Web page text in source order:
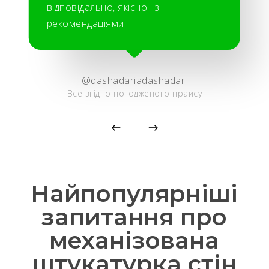
відповідально, якісно і з
рекомендаціями!
@dashadariadashadari
Все згідно погодженого прайсу
Найпопулярніші
запитання про
механізована